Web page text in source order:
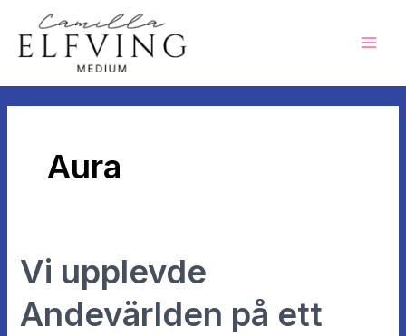
innehåll
Aura
Vi upplevde
Andevärlden på ett
Vi
upplevde
Andevärlden